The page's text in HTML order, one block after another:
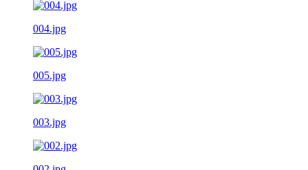
004.jpg
005.jpg
003.jpg